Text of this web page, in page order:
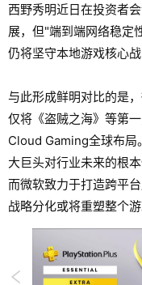
西野秀明近日在投资者
展，但"端到端网络稳定
仍将坚守本地游戏核心战
与此形成鲜明对比的是
仅将《盗贼之海》等第
Cloud Gaming全球布局
大巨头对行业未来的根
而微软致力于打造跨平
战略分化或将重塑整个游